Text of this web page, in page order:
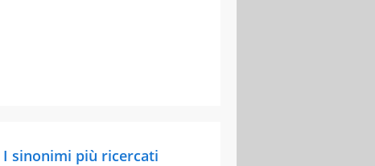
I sinonimi più ricercati